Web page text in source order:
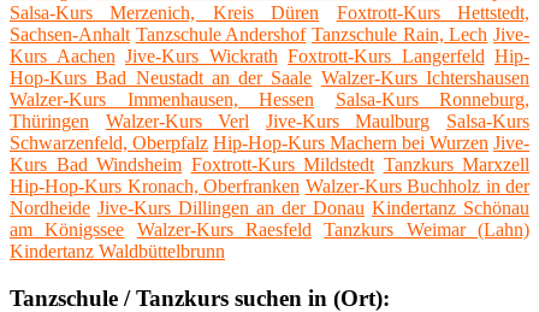
Salsa-Kurs Merzenich, Kreis Düren
Foxtrott-Kurs Hettstedt,
Sachsen-Anhalt Tanzschule Andershof Tanzschule Rain, Lech Jive-
Kurs Aachen Jive-Kurs Wickrath Foxtrott-Kurs Langerfeld Hip-
Hop-Kurs Bad Neustadt an der Saale Walzer-Kurs Ichtershausen
Walzer-Kurs Immenhausen, Hessen
Salsa-Kurs Ronneburg,
Thüringen
Walzer-Kurs Verl Jive-Kurs Maulburg
Salsa-Kurs
Schwarzenfeld, Oberpfalz Hip-Hop-Kurs Machern bei Wurzen Jive-
Kurs Bad Windsheim Foxtrott-Kurs Mildstedt Tanzkurs Marxzell
Hip-Hop-Kurs Kronach, Oberfranken Walzer-Kurs Buchholz in der
Nordheide Jive-Kurs Dillingen an der Donau Kindertanz Schönau
am Königssee
Walzer-Kurs Raesfeld
Tanzkurs Weimar (Lahn)
Kindertanz Waldbüttelbrunn
Tanzschule / Tanzkurs suchen in (Ort):